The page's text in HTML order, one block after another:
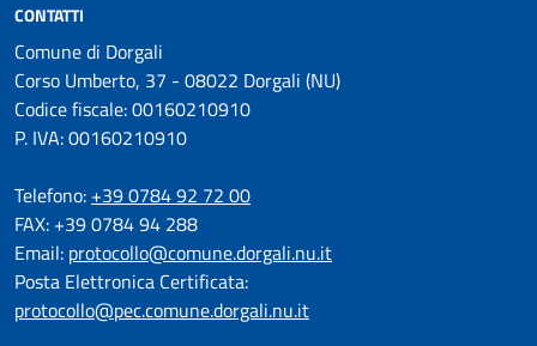
CONTATTI
Comune di Dorgali
Corso Umberto, 37 - 08022 Dorgali (NU)
Codice fiscale: 00160210910
P. IVA: 00160210910
Telefono: +39 0784 92 72 00
FAX: +39 0784 94 288
Email: protocollo@comune.dorgali.nu.it
Posta Elettronica Certificata:
protocollo@pec.comune.dorgali.nu.it